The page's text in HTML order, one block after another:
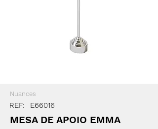
REF: E66016
Nuances
MESA DE APOIO EMMA